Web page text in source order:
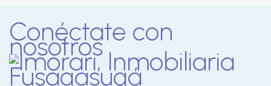
Conéctate con
nosotros